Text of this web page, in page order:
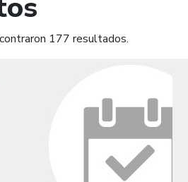
177 resultados.